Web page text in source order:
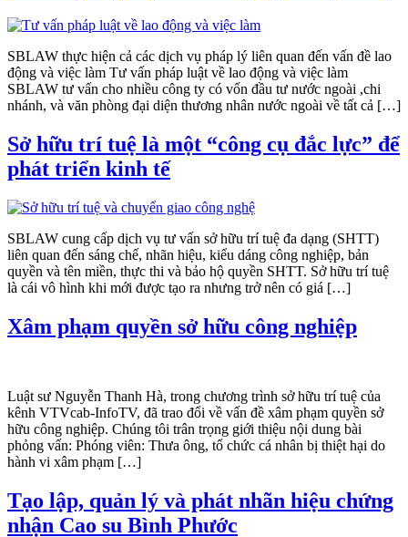
SBLAW thực hiện cả các dịch vụ pháp lý liên quan đến vấn đề lao
động và việc làm Tư vấn pháp luật về lao động và việc làm
SBLAW tư vấn cho nhiều công ty có vốn đầu tư nước ngoài ,chi
nhánh, và văn phòng đại diện thương nhân nước ngoài về tất cả […]
Sở hữu trí tuệ là một “công cụ đắc lực” để
phát triển kinh tế
SBLAW cung cấp dịch vụ tư vấn sở hữu trí tuệ đa dạng (SHTT)
liên quan đến sáng chế, nhãn hiệu, kiểu dáng công nghiệp, bản
quyền và tên miền, thực thi và bảo hộ quyền SHTT. Sở hữu trí tuệ
là cái vô hình khi mới được tạo ra nhưng trở nên có giá […]
Xâm phạm quyền sở hữu công nghiệp
Luật sư Nguyễn Thanh Hà, trong chương trình sở hữu trí tuệ của
kênh VTVcab-InfoTV, đã trao đổi về vấn đề xâm phạm quyền sở
hữu công nghiệp. Chúng tôi trân trọng giới thiệu nội dung bài
phỏng vấn: Phóng viên: Thưa ông, tổ chức cá nhân bị thiệt hại do
hành vi xâm phạm […]
Tạo lập, quản lý và phát nhãn hiệu chứng
nhận Cao su Bình Phước